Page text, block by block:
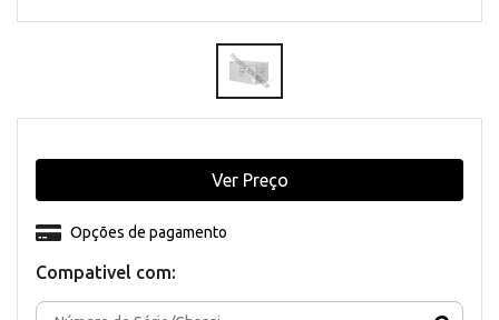
Compativel com:
Opções de pagamento
Ver Preço